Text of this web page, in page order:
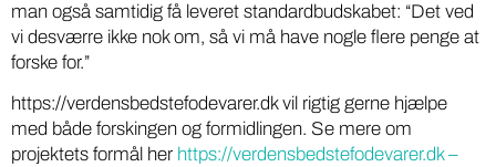
man også samtidig få leveret standardbudskabet: “Det ved
vi desværre ikke nok om, så vi må have nogle flere penge at
forske for.”
https://verdensbedstefodevarer.dk vil rigtig gerne hjælpe
med både forskingen og formidlingen. Se mere om
projektets formål her https://verdensbedstefodevarer.dk –